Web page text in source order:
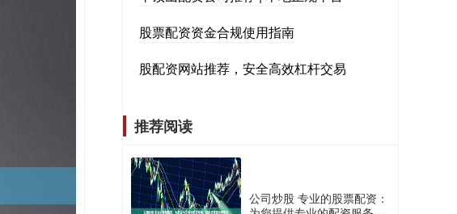
股票配资资金合规使用指南
股配资网站推荐，安全高效杠杆交易
推荐阅读
公司炒股 专业的股票配资：